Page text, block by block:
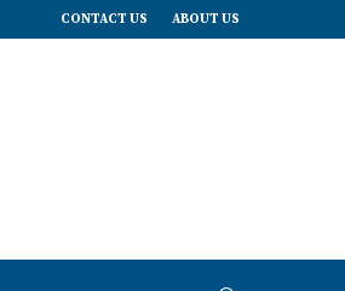
CONTACT US ABOUT US